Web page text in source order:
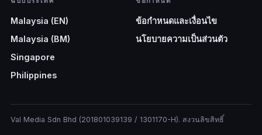
Malaysia (EN)
Malaysia (BM)
Singapore
Philippines
ข้อกำหนดและเงื่อนไข
นโยบายความเป็นส่วนตัว
Val Media Sdn Bhd (201801039139 / 1301170-H). สงวนลิขสิทธิ์